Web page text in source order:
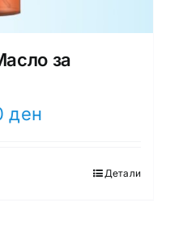
за
ден
390,00 ден.Детали